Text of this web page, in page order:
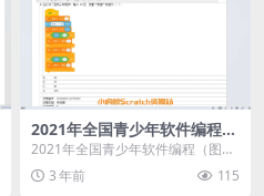
2021年全国青少年软件编程
（图形化）等级考试试卷（四
级） 测试卷（含答案）
2021年全国青少年软件编程（图形
化）等级考试试卷（四级） 测试卷
（含答案）
3 年前 115